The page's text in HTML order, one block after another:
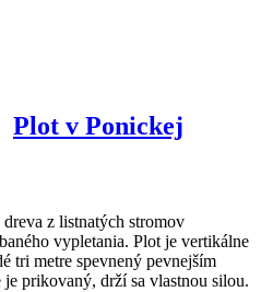
Plot v Ponickej
z listnatých stromov
vypletania. Plot je vertikálne
tri metre spevnený pevnejším
prikovaný, drží sa vlastnou silou.